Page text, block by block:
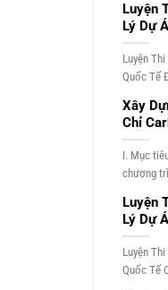
Luyện
Lý Dự
Luyện
Quốc Tế
Xây
Chỉ
I. Mục
chương
Luyện
Lý Dự
Luyện
Quốc Tế